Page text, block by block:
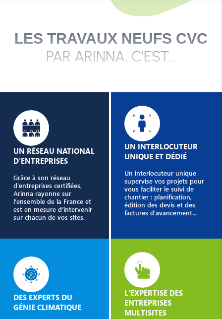
LES TRAVAUX NEUFS CVC
PAR ARINNA, C'EST...
UN RÉSEAU NATIONAL
D'ENTREPRISES
Grâce à son réseau
d’entreprises certifiées,
Arinna rayonne sur
l’ensemble de la France et
est en mesure d’intervenir
sur chacun de vos sites.
UN INTERLOCUTEUR
UNIQUE ET DÉDIÉ
Un interlocuteur unique
supervise vos projets pour
vous faciliter le suivi de
chantier : planification,
édition des devis et des
factures d’avancement...
DES EXPERTS DU
GÉNIE CLIMATIQUE
L'EXPERTISE DES
ENTREPRISES
MULTISITES